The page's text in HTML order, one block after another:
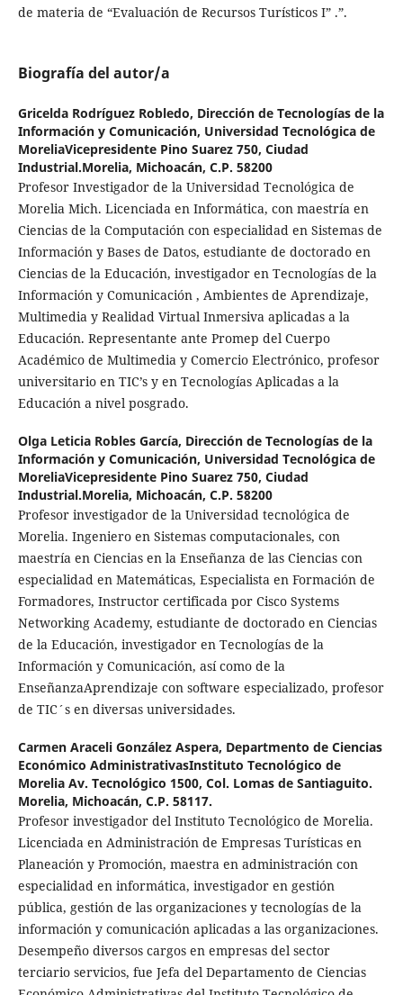
de materia de “Evaluación de Recursos Turísticos I” .”.
Biografía del autor/a
Gricelda Rodríguez Robledo, Dirección de Tecnologías de la
Información y Comunicación, Universidad Tecnológica de
MoreliaVicepresidente Pino Suarez 750, Ciudad
Industrial.Morelia, Michoacán, C.P. 58200
Profesor Investigador de la Universidad Tecnológica de
Morelia Mich. Licenciada en Informática, con maestría en
Ciencias de la Computación con especialidad en Sistemas de
Información y Bases de Datos, estudiante de doctorado en
Ciencias de la Educación, investigador en Tecnologías de la
Información y Comunicación , Ambientes de Aprendizaje,
Multimedia y Realidad Virtual Inmersiva aplicadas a la
Educación. Representante ante Promep del Cuerpo
Académico de Multimedia y Comercio Electrónico, profesor
universitario en TIC’s y en Tecnologías Aplicadas a la
Educación a nivel posgrado.
Olga Leticia Robles García, Dirección de Tecnologías de la
Información y Comunicación, Universidad Tecnológica de
MoreliaVicepresidente Pino Suarez 750, Ciudad
Industrial.Morelia, Michoacán, C.P. 58200
Profesor investigador de la Universidad tecnológica de
Morelia. Ingeniero en Sistemas computacionales, con
maestría en Ciencias en la Enseñanza de las Ciencias con
especialidad en Matemáticas, Especialista en Formación de
Formadores, Instructor certificada por Cisco Systems
Networking Academy, estudiante de doctorado en Ciencias
de la Educación, investigador en Tecnologías de la
Información y Comunicación, así como de la
EnseñanzaAprendizaje con software especializado, profesor
de TIC´s en diversas universidades.
Carmen Araceli González Aspera, Departmento de Ciencias
Económico AdministrativasInstituto Tecnológico de
Morelia Av. Tecnológico 1500, Col. Lomas de Santiaguito.
Morelia, Michoacán, C.P. 58117.
Profesor investigador del Instituto Tecnológico de Morelia.
Licenciada en Administración de Empresas Turísticas en
Planeación y Promoción, maestra en administración con
especialidad en informática, investigador en gestión
pública, gestión de las organizaciones y tecnologías de la
información y comunicación aplicadas a las organizaciones.
Desempeño diversos cargos en empresas del sector
terciario servicios, fue Jefa del Departamento de Ciencias